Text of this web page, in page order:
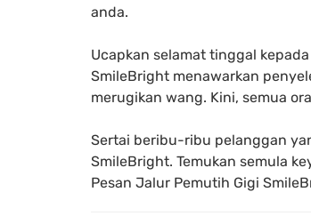
anda.
Ucapkan selamat tinggal
SmileBright menawarkan
merugikan wang. Kini, semua
Sertai beribu-ribu pelanggan
SmileBright. Temukan semula
Pesan Jalur Pemutih Gigi